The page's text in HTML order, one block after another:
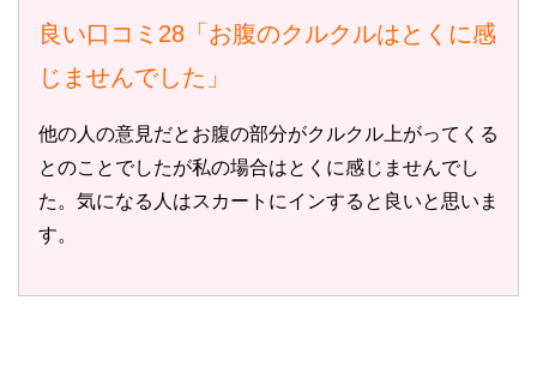
良い口コミ28「お腹のクルクルはとくに感
じませんでした」
他の人の意見だとお腹の部分がクルクル上がってくる
とのことでしたが私の場合はとくに感じませんでし
た。気になる人はスカートにインすると良いと思いま
す。